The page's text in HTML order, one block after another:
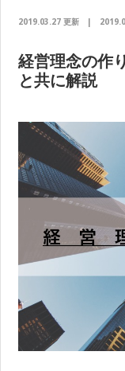
2019.03.27 更新 |
経営理念の作
と共に解説